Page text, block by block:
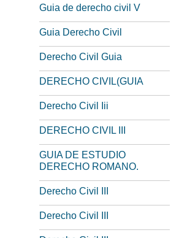
Guia de derecho civil V
Guia Derecho Civil
Derecho Civil Guia
DERECHO CIVIL(GUIA
Derecho Civil Iii
DERECHO CIVIL III
GUIA DE ESTUDIO
DERECHO ROMANO.
Derecho Civil III
Derecho Civil III